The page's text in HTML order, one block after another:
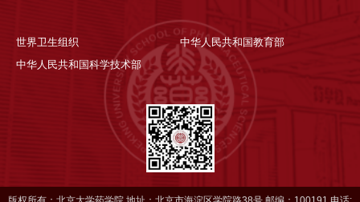
世界卫生组织
中华人民共和国教育部
中华人民共和国科学技术部